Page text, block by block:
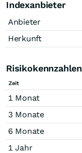
Indexanbieter
Anbieter
Herkunft
Risikokennzahlen
Zeit
1 Monat
3 Monate
6 Monate
1 Jahr